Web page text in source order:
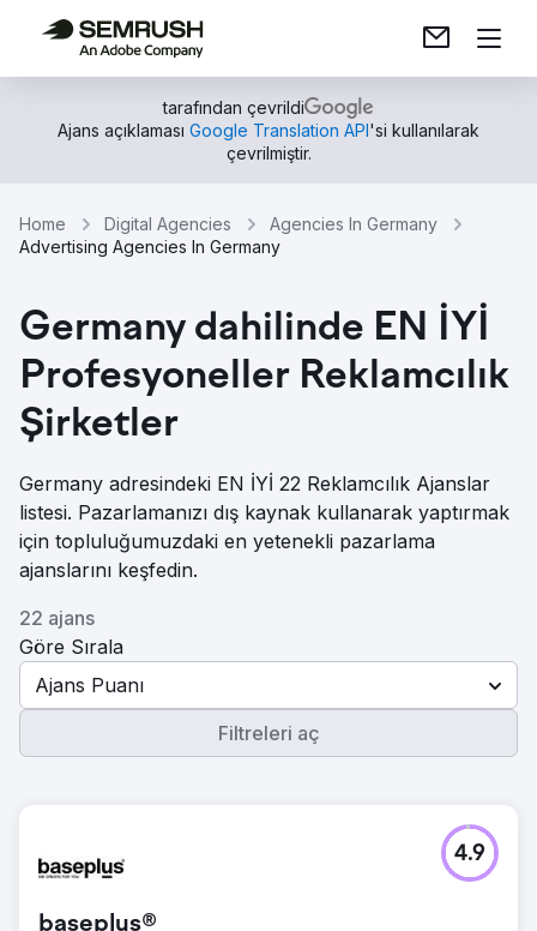
tarafından çevrildi
Ajans açıklaması Google Translation API'si kullanılarak
çevrilmiştir.
Home Digital Agencies
Agencies In Germany
Advertising Agencies In Germany
Germany dahilinde EN İYİ
Profesyoneller Reklamcılık
Şirketler
Germany adresindeki EN İYİ 22 Reklamcılık Ajanslar
listesi. Pazarlamanızı dış kaynak kullanarak yaptırmak
için topluluğumuzdaki en yetenekli pazarlama
ajanslarını keşfedin.
22 ajans
Göre Sırala
Ajans Puanı
Filtreleri aç
baseplus®
4.9